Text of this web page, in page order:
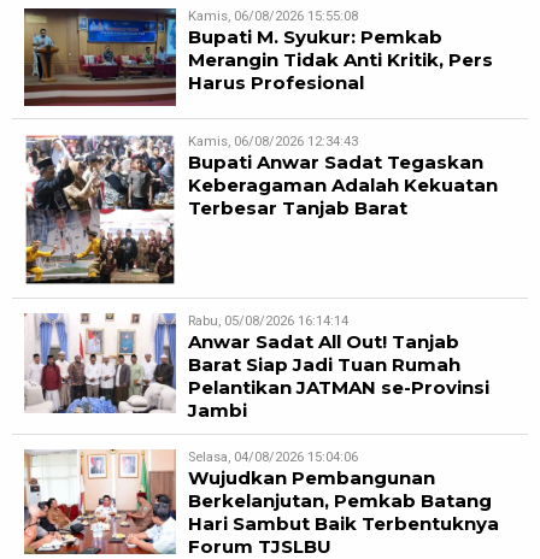
Kamis, 06/08/2026 15:55:08
Bupati M. Syukur: Pemkab
Merangin Tidak Anti Kritik, Pers
Harus Profesional
Kamis, 06/08/2026 12:34:43
Bupati Anwar Sadat Tegaskan
Keberagaman Adalah Kekuatan
Terbesar Tanjab Barat
Rabu, 05/08/2026 16:14:14
Anwar Sadat All Out! Tanjab
Barat Siap Jadi Tuan Rumah
Pelantikan JATMAN se-Provinsi
Jambi
Selasa, 04/08/2026 15:04:06
Wujudkan Pembangunan
Berkelanjutan, Pemkab Batang
Hari Sambut Baik Terbentuknya
Forum TJSLBU